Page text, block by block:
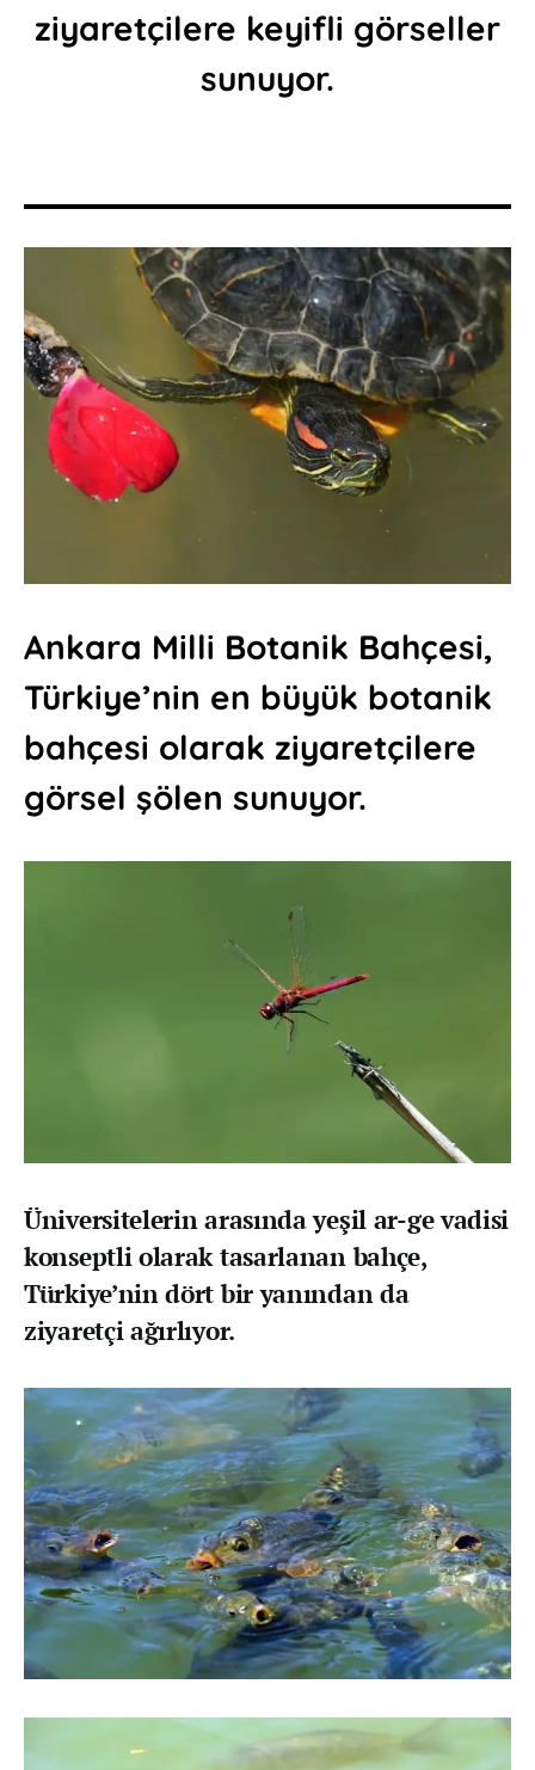
ziyaretçilere keyifli görseller
sunuyor.
Ankara Milli Botanik Bahçesi,
Türkiye’nin en büyük botanik
bahçesi olarak ziyaretçilere
görsel şölen sunuyor.
Üniversitelerin arasında yeşil ar-ge vadisi
konseptli olarak tasarlanan bahçe,
Türkiye’nin dört bir yanından da
ziyaretçi ağırlıyor.